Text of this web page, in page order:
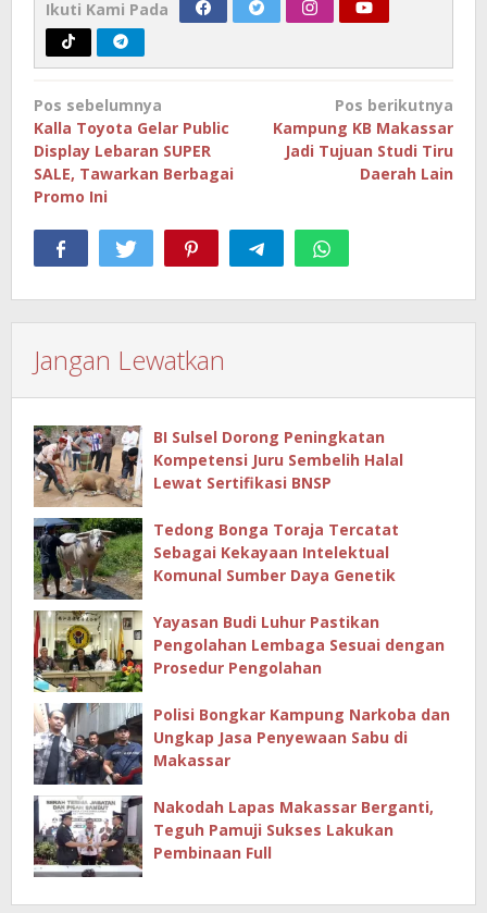
Ikuti Kami Pada
Navigasi
pos
Pos sebelumnya
Kalla Toyota Gelar Public
Display Lebaran SUPER
SALE, Tawarkan Berbagai
Promo Ini
Pos berikutnya
Kampung KB Makassar
Jadi Tujuan Studi Tiru
Daerah Lain
Jangan Lewatkan
BI Sulsel Dorong Peningkatan
Kompetensi Juru Sembelih Halal
Lewat Sertifikasi BNSP
Tedong Bonga Toraja Tercatat
Sebagai Kekayaan Intelektual
Komunal Sumber Daya Genetik
Yayasan Budi Luhur Pastikan
Pengolahan Lembaga Sesuai dengan
Prosedur Pengolahan
Polisi Bongkar Kampung Narkoba dan
Ungkap Jasa Penyewaan Sabu di
Makassar
Nakodah Lapas Makassar Berganti,
Teguh Pamuji Sukses Lakukan
Pembinaan Full